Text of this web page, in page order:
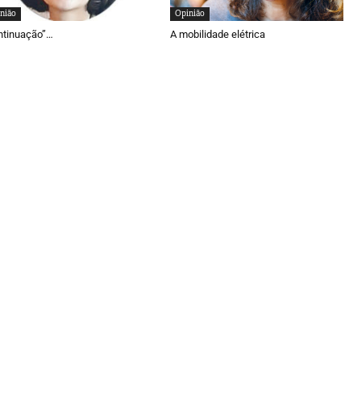
Opinião
A mobilidade elétrica